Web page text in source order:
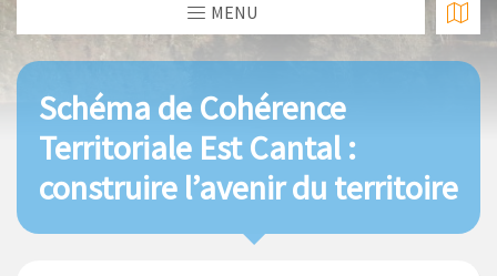
MENU
Schéma de Cohérence
Territoriale Est Cantal :
construire l’avenir du territoire